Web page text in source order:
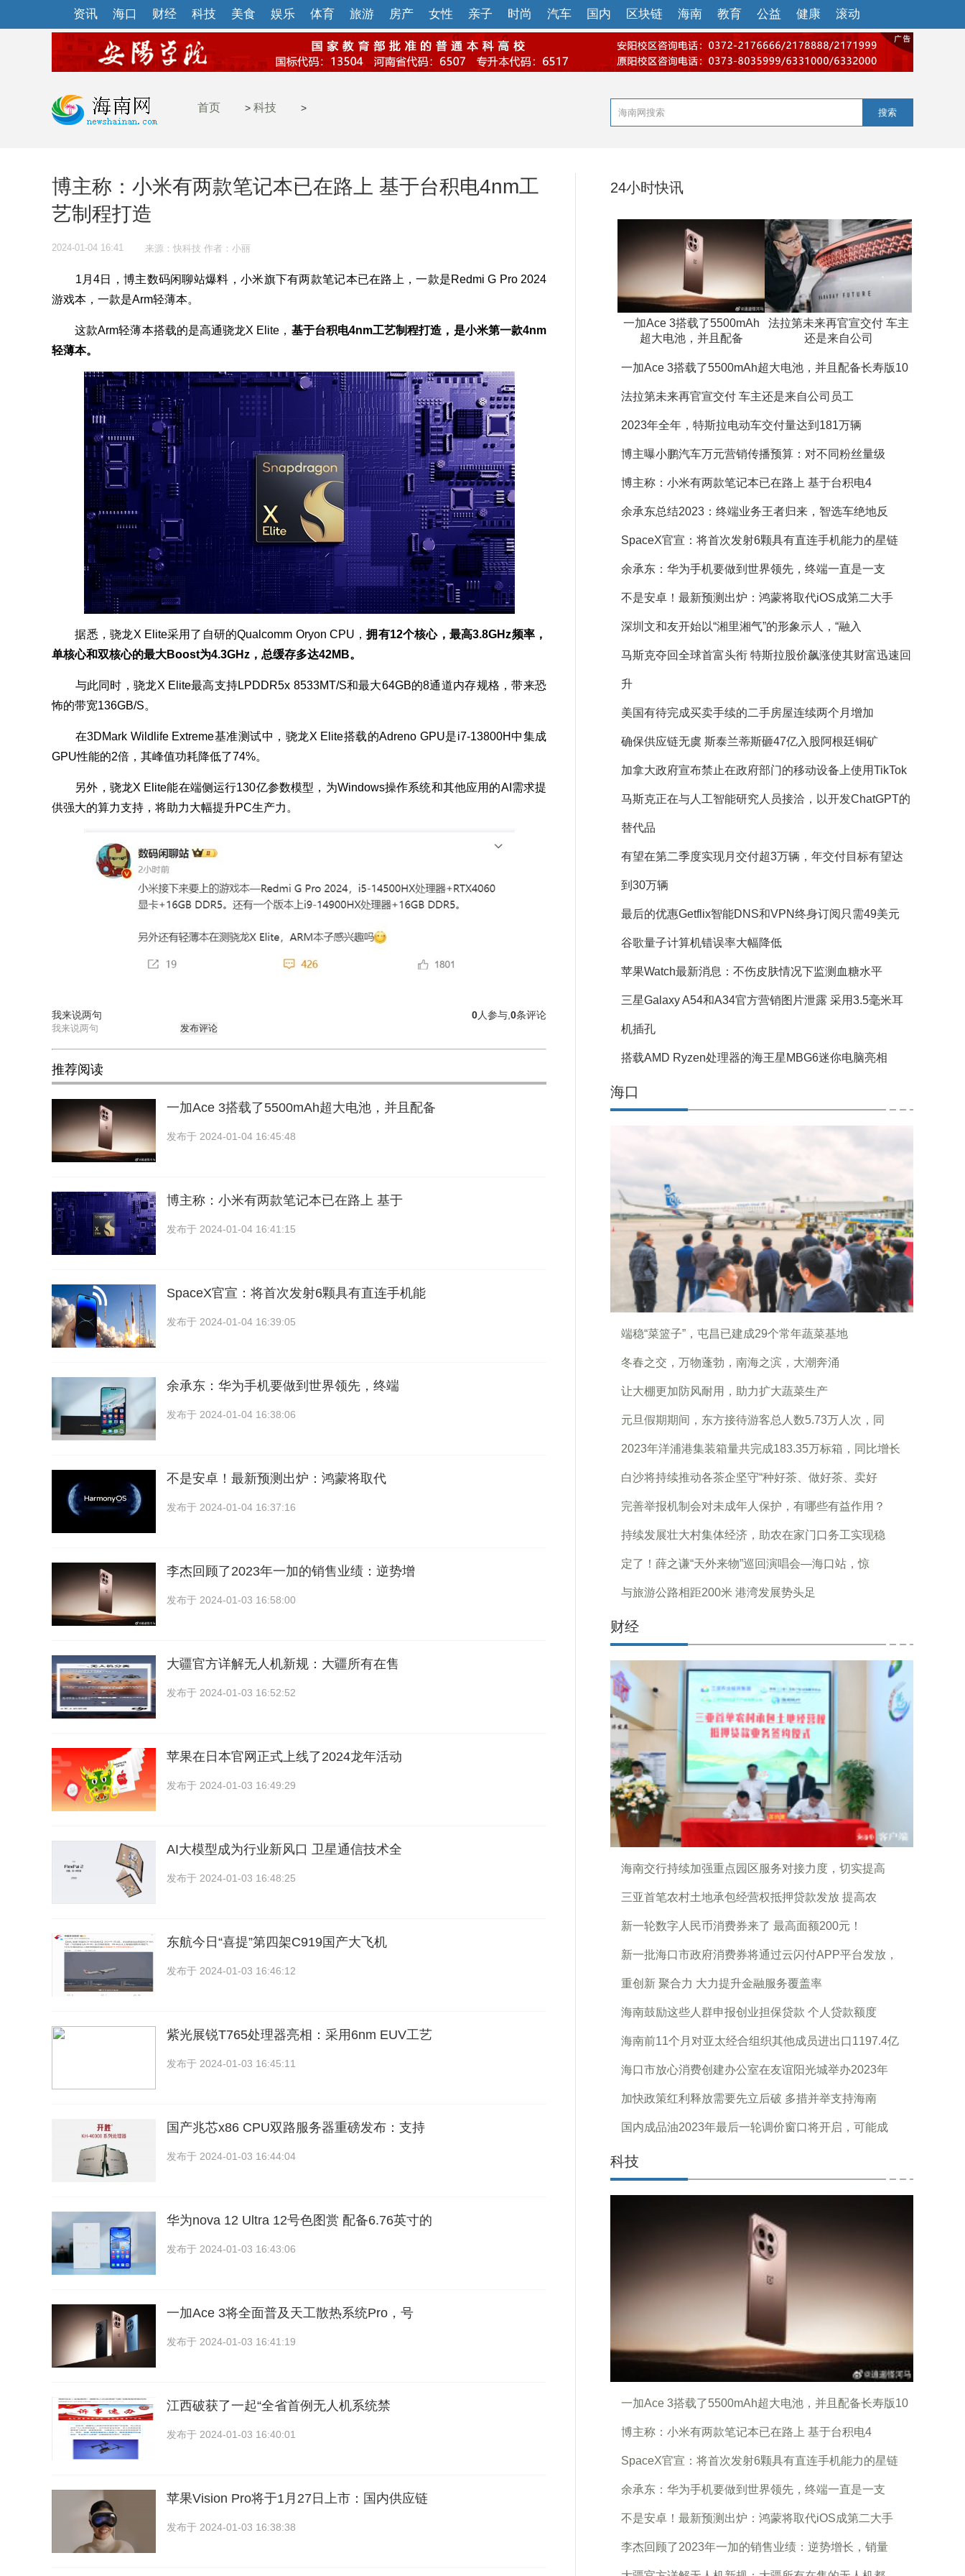
资讯 海口 财经 科技 美食 娱乐 体育 旅游 房产 女性 亲子 时尚 汽车 国内 区块链 海南 教育 公益 健康 滚动
首页 > 科技 > 搜索
博主称：小米有两款笔记本已在路上 基于台积电4nm工
艺制程打造
2024-01-04 16:41 来源：快科技 作者：小丽
1月4日，博主数码闲聊站爆料，小米旗下有两款笔记本已在路上，一款是Redmi G Pro 2024
游戏本，一款是Arm轻薄本。
这款Arm轻薄本搭载的是高通骁龙X Elite， 基于台积电4nm工艺制程打造，是小米第一款4nm
轻薄本。
据悉，骁龙X Elite采用了自研的Qualcomm Oryon CPU，拥有12个核心，最高3.8GHz频率，
单核心和双核心的最大Boost为4.3GHz，总缓存多达42MB。
与此同时，骁龙X Elite最高支持LPDDR5x 8533MT/S和最大64GB的8通道内存规格，带来恐
怖的带宽136GB/S。
在3DMark Wildlife Extreme基准测试中，骁龙X Elite搭载的Adreno GPU是i7-13800H中集成
GPU性能的2倍，其峰值功耗降低了74%。
另外，骁龙X Elite能在端侧运行130亿参数模型，为Windows操作系统和其他应用的AI需求提
供强大的算力支持，将助力大幅提升PC生产力。
我来说两句 0条评论
0人参与,
发布评论
推荐阅读
一加Ace 3搭载了5500mAh超大电池，并且配备
发布于 2024-01-04 16:45:48
博主称：小米有两款笔记本已在路上 基于
发布于 2024-01-04 16:41:15
SpaceX官宣：将首次发射6颗具有直连手机能
发布于 2024-01-04 16:39:05
余承东：华为手机要做到世界领先，终端
发布于 2024-01-04 16:38:06
不是安卓！最新预测出炉：鸿蒙将取代
发布于 2024-01-04 16:37:16
李杰回顾了2023年一加的销售业绩：逆势增
发布于 2024-01-03 16:58:00
大疆官方详解无人机新规：大疆所有在售
发布于 2024-01-03 16:52:52
苹果在日本官网正式上线了2024龙年活动
发布于 2024-01-03 16:49:29
AI大模型成为行业新风口 卫星通信技术全
发布于 2024-01-03 16:48:25
东航今日“喜提”第四架C919国产大飞机
发布于 2024-01-03 16:46:12
紫光展锐T765处理器亮相：采用6nm EUV工艺
发布于 2024-01-03 16:45:11
国产兆芯x86 CPU双路服务器重磅发布：支持
发布于 2024-01-03 16:44:04
华为nova 12 Ultra 12号色图赏 配备6.76英寸的
发布于 2024-01-03 16:43:06
一加Ace 3将全面普及天工散热系统Pro，号
发布于 2024-01-03 16:41:19
江西破获了一起“全省首例无人机系统禁
发布于 2024-01-03 16:40:01
苹果Vision Pro将于1月27日上市：国内供应链
发布于 2024-01-03 16:38:38
24小时快讯
一加Ace 3搭载了5500mAh
超大电池，并且配备
法拉第未来再官宣交付 车主
还是来自公司
一加Ace 3搭载了5500mAh超大电池，并且配备长寿版10
法拉第未来再官宣交付 车主还是来自公司员工
2023年全年，特斯拉电动车交付量达到181万辆
博主曝小鹏汽车万元营销传播预算：对不同粉丝量级
博主称：小米有两款笔记本已在路上 基于台积电4
余承东总结2023：终端业务王者归来，智选车绝地反
SpaceX官宣：将首次发射6颗具有直连手机能力的星链
余承东：华为手机要做到世界领先，终端一直是一支
不是安卓！最新预测出炉：鸿蒙将取代iOS成第二大手
深圳文和友开始以“湘里湘气”的形象示人，“融入
马斯克夺回全球首富头衔 特斯拉股价飙涨使其财富迅速回
升
美国有待完成买卖手续的二手房屋连续两个月增加
确保供应链无虞 斯泰兰蒂斯砸47亿入股阿根廷铜矿
加拿大政府宣布禁止在政府部门的移动设备上使用TikTok
马斯克正在与人工智能研究人员接洽，以开发ChatGPT的
替代品
有望在第二季度实现月交付超3万辆，年交付目标有望达
到30万辆
最后的优惠Getflix智能DNS和VPN终身订阅只需49美元
谷歌量子计算机错误率大幅降低
苹果Watch最新消息：不伤皮肤情况下监测血糖水平
三星Galaxy A54和A34官方营销图片泄露 采用3.5毫米耳
机插孔
搭载AMD Ryzen处理器的海王星MBG6迷你电脑亮相
海口
端稳“菜篮子”，屯昌已建成29个常年蔬菜基地
冬春之交，万物蓬勃，南海之滨，大潮奔涌
让大棚更加防风耐用，助力扩大蔬菜生产
元旦假期期间，东方接待游客总人数5.73万人次，同
2023年洋浦港集装箱量共完成183.35万标箱，同比增长
白沙将持续推动各茶企坚守“种好茶、做好茶、卖好
完善举报机制会对未成年人保护，有哪些有益作用？
持续发展壮大村集体经济，助农在家门口务工实现稳
定了！薛之谦“天外来物”巡回演唱会—海口站，惊
与旅游公路相距200米 港湾发展势头足
财经
海南交行持续加强重点园区服务对接力度，切实提高
三亚首笔农村土地承包经营权抵押贷款发放 提高农
新一轮数字人民币消费券来了 最高面额200元！
新一批海口市政府消费券将通过云闪付APP平台发放，
重创新 聚合力 大力提升金融服务覆盖率
海南鼓励这些人群申报创业担保贷款 个人贷款额度
海南前11个月对亚太经合组织其他成员进出口1197.4亿
海口市放心消费创建办公室在友谊阳光城举办2023年
加快政策红利释放需要先立后破 多措并举支持海南
国内成品油2023年最后一轮调价窗口将开启，可能成
科技
一加Ace 3搭载了5500mAh超大电池，并且配备长寿版10
博主称：小米有两款笔记本已在路上 基于台积电4
SpaceX官宣：将首次发射6颗具有直连手机能力的星链
余承东：华为手机要做到世界领先，终端一直是一支
不是安卓！最新预测出炉：鸿蒙将取代iOS成第二大手
李杰回顾了2023年一加的销售业绩：逆势增长，销量